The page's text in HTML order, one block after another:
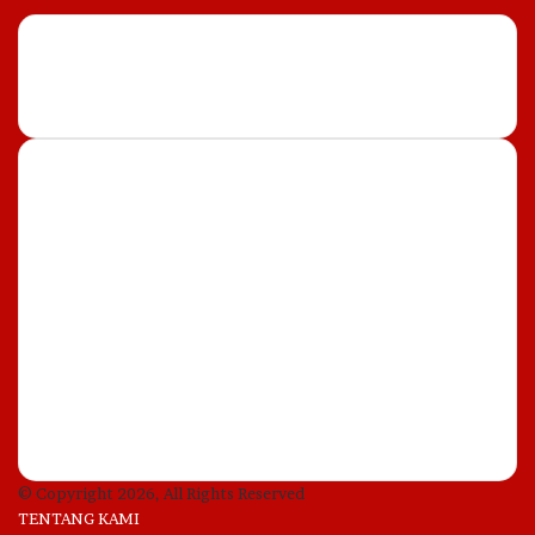
© Copyright 2026, All Rights Reserved
TENTANG KAMI